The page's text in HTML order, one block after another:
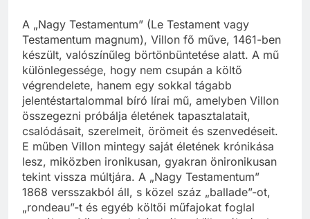
A „Nagy Testamentum” (Le Testament vagy
Testamentum magnum), Villon fő műve, 1461-ben
készült, valószínűleg börtönbüntetése alatt. A mű
különlegessége, hogy nem csupán a költő
végrendelete, hanem egy sokkal tágabb
jelentéstartalommal bíró lírai mű, amelyben Villon
összegezni próbálja életének tapasztalatait,
csalódásait, szerelmeit, örömeit és szenvedéseit.
E műben Villon mintegy saját életének krónikása
lesz, miközben ironikusan, gyakran önironikusan
tekint vissza múltjára. A „Nagy Testamentum”
1868 versszakból áll, s közel száz „ballade”-ot,
„rondeau”-t és egyéb költői műfajokat foglal